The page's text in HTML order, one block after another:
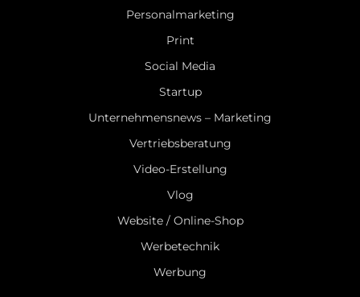
Personalmarketing
Print
Social Media
Startup
Unternehmensnews – Marketing
Vertriebsberatung
Video-Erstellung
Vlog
Website / Online-Shop
Werbetechnik
Werbung